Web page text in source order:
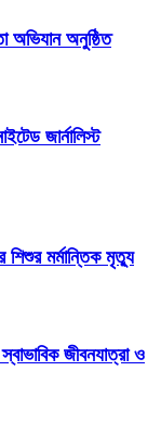
অভিযান অনুষ্ঠিত
জার্নালিস্ট
শিশুর মর্মান্তিক মৃত্যু
জীবনযাত্রা ও